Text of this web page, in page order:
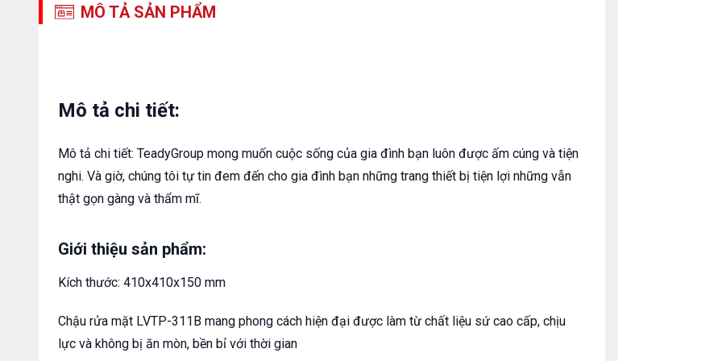
MÔ TẢ SẢN PHẨM
Mô tả chi tiết:
Mô tả chi tiết: TeadyGroup mong muốn cuộc sống của gia đình bạn luôn được ấm cúng và tiện
nghi. Và giờ, chúng tôi tự tin đem đến cho gia đình bạn những trang thiết bị tiện lợi những vẫn
thật gọn gàng và thẩm mĩ.
Giới thiệu sản phẩm:
Kích thước: 410x410x150 mm
Chậu rửa mặt LVTP-311B mang phong cách hiện đại được làm từ chất liệu sứ cao cấp, chịu
lực và không bị ăn mòn, bền bỉ với thời gian